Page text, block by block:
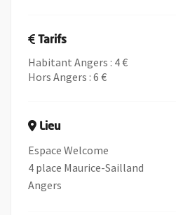
Tarifs
Habitant Angers : 4 €
Hors Angers : 6 €
Lieu
Espace Welcome
4 place Maurice-Sailland
Angers